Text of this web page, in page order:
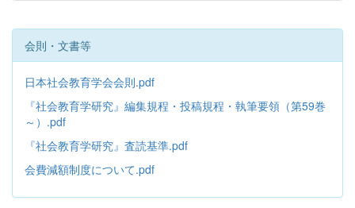
会則・文書等
日本社会教育学会会則.pdf
『社会教育学研究』編集規程・投稿規程・執筆要領（第59巻
～）.pdf
『社会教育学研究』査読基準.pdf
会費減額制度について.pdf